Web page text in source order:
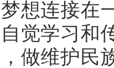
想连接在
觉学习和
做维护民